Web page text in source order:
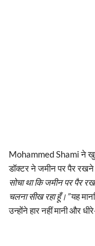
Mohammed Shami ने
डॉक्टर ने जमीन पर पैर रखने
सोचा था कि जमीन पर पैर
चलना सीख रहा हूँ।”यह
उन्होंने हार नहीं मानी और